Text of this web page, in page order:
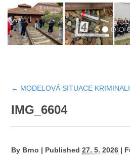
← MODELOVÁ SITUACE
IMG_6604
By Brno | Published 27. 5. 2026 |